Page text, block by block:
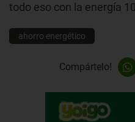
todo eso con la energía
ahorro energético
Compártelo!